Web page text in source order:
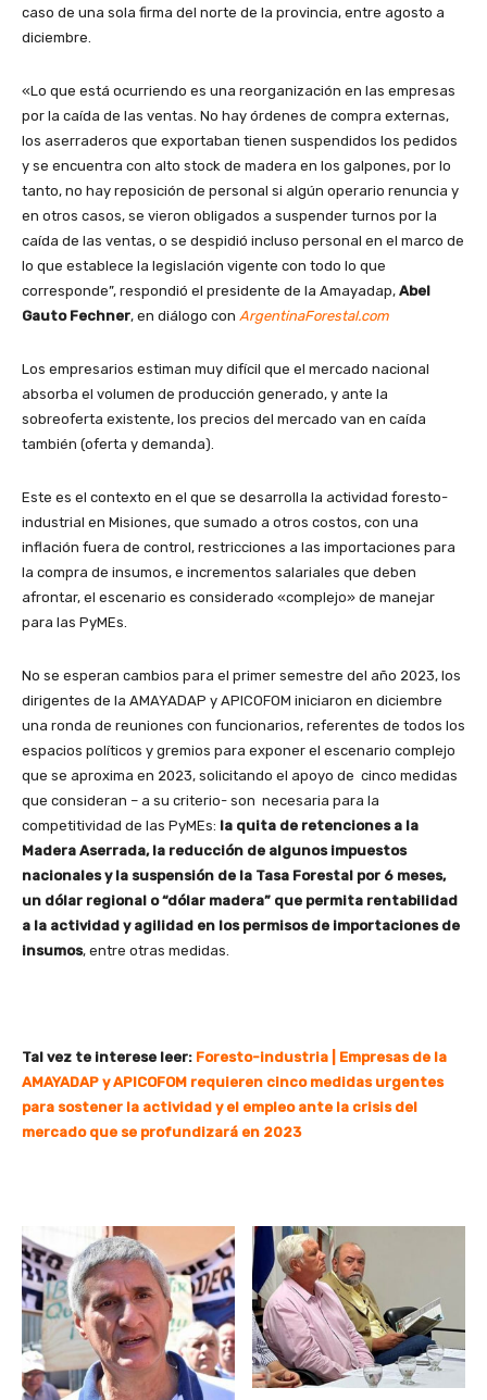
caso de una sola firma del norte de la provincia, entre agosto a
diciembre.
«Lo que está ocurriendo es una reorganización en las empresas
por la caída de las ventas. No hay órdenes de compra externas,
los aserraderos que exportaban tienen suspendidos los pedidos
y se encuentra con alto stock de madera en los galpones, por lo
tanto, no hay reposición de personal si algún operario renuncia y
en otros casos, se vieron obligados a suspender turnos por la
caída de las ventas, o se despidió incluso personal en el marco de
lo que establece la legislación vigente con todo lo que
corresponde”, respondió el presidente de la Amayadap, Abel
Gauto Fechner, en diálogo con ArgentinaForestal.com
Los empresarios estiman muy difícil que el mercado nacional
absorba el volumen de producción generado, y ante la
sobreoferta existente, los precios del mercado van en caída
también (oferta y demanda).
Este es el contexto en el que se desarrolla la actividad foresto-
industrial en Misiones, que sumado a otros costos, con una
inflación fuera de control, restricciones a las importaciones para
la compra de insumos, e incrementos salariales que deben
afrontar, el escenario es considerado «complejo» de manejar
para las PyMEs.
No se esperan cambios para el primer semestre del año 2023, los
dirigentes de la AMAYADAP y APICOFOM iniciaron en diciembre
una ronda de reuniones con funcionarios, referentes de todos los
espacios políticos y gremios para exponer el escenario complejo
que se aproxima en 2023, solicitando el apoyo de cinco medidas
que consideran – a su criterio- son necesaria para la
competitividad de las PyMEs: la quita de retenciones a la
Madera Aserrada, la reducción de algunos impuestos
nacionales y la suspensión de la Tasa Forestal por 6 meses,
un dólar regional o “dólar madera” que permita rentabilidad
a la actividad y agilidad en los permisos de importaciones de
insumos, entre otras medidas.
Tal vez te interese leer: Foresto-industria | Empresas de la
AMAYADAP y APICOFOM requieren cinco medidas urgentes
para sostener la actividad y el empleo ante la crisis del
mercado que se profundizará en 2023